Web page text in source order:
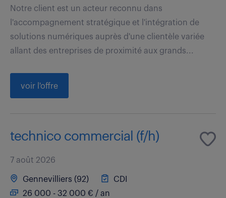
Notre client est un acteur reconnu dans
l'accompagnement stratégique et l'intégration de
solutions numériques auprès d'une clientèle variée
allant des entreprises de proximité aux grands...
voir l'offre
technico commercial (f/h)
7 août 2026
Gennevilliers (92)
CDI
26 000 - 32 000 € / an